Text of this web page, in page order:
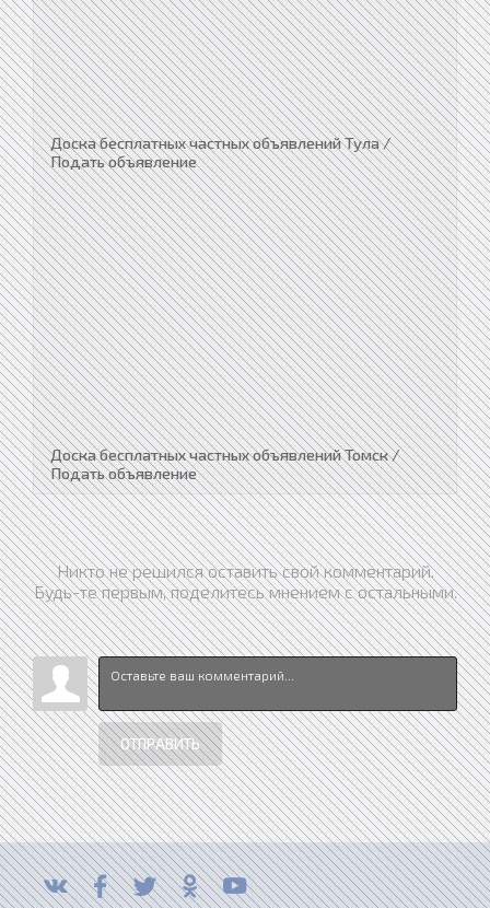
Доска бесплатных частных объявлений Тула /
Подать объявление
Доска бесплатных частных объявлений Томск /
Подать объявление
Никто не решился оставить свой комментарий.
Будь-те первым, поделитесь мнением с остальными.
ОТПРАВИТЬ